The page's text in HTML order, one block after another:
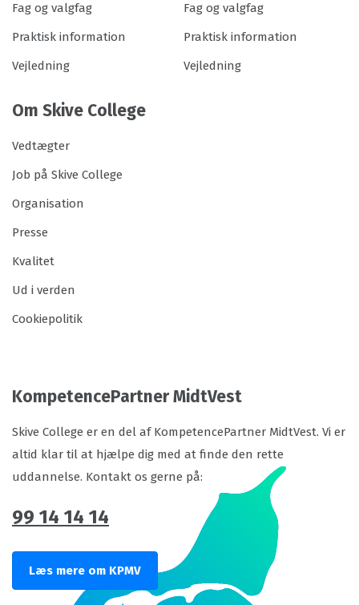
Fag og valgfag
Praktisk information
Vejledning
Fag og valgfag
Praktisk information
Vejledning
Om Skive College
Vedtægter
Job på Skive College
Organisation
Presse
Kvalitet
Ud i verden
Cookiepolitik
KompetencePartner MidtVest
Skive College er en del af KompetencePartner MidtVest. Vi er
altid klar til at hjælpe dig med at finde den rette
uddannelse. Kontakt os gerne på:
99 14 14 14
Læs mere om KPMV